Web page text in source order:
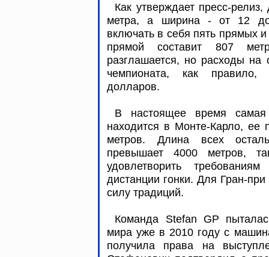
Как утверждает пресс-
метра, а ширина - от 12
включать в себя пять прямых
прямой составит 807
разглашается, но расходы на
чемпионата, как
долларов.
В настоящее время самая
находится в Монте-Карло, ее
метров. Длина всех
превышает 4000 метров,
удовлетворить
дистанции гонки. Для Гран-
силу традиций.
Команда Stefan GP
мира уже в 2010 году с
получила права на